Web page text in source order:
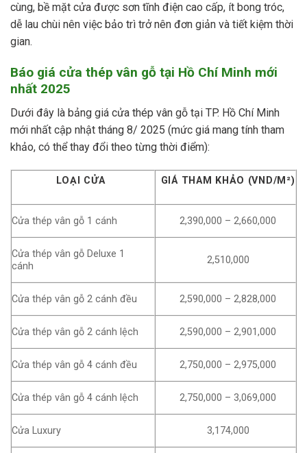
cùng, bề mặt cửa được sơn tĩnh điện cao cấp, ít bong tróc,
dễ lau chùi nên việc bảo trì trở nên đơn giản và tiết kiệm thời
gian.
Báo giá cửa thép vân gỗ tại Hồ Chí Minh mới
nhất 2025
Dưới đây là bảng giá cửa thép vân gỗ tại TP. Hồ Chí Minh
mới nhất cập nhật tháng 8/ 2025 (mức giá mang tính tham
khảo, có thể thay đổi theo từng thời điểm):
LOẠI CỬA GIÁ THAM KHẢO (VND/M²)
Cửa thép vân gỗ 1 cánh 2,390,000 – 2,660,000
Cửa thép vân gỗ Deluxe 1
cánh
2,510,000
Cửa thép vân gỗ 2 cánh đều 2,590,000 – 2,828,000
Cửa thép vân gỗ 2 cánh lệch 2,590,000 – 2,901,000
Cửa thép vân gỗ 4 cánh đều 2,750,000 – 2,975,000
Cửa thép vân gỗ 4 cánh lệch 2,750,000 – 3,069,000
Cửa Luxury 3,174,000